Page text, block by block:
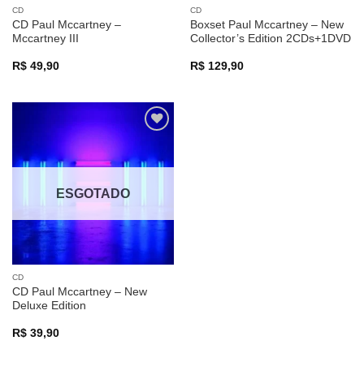
CD
CD Paul Mccartney –
Mccartney III
R$49,90
CD
Boxset Paul Mccartney – New
Collector’s Edition 2CDs+1DVD
R$129,90
a lista de
desejos
ESGOTADO
CD
CD Paul Mccartney – New
Deluxe Edition
R$39,90